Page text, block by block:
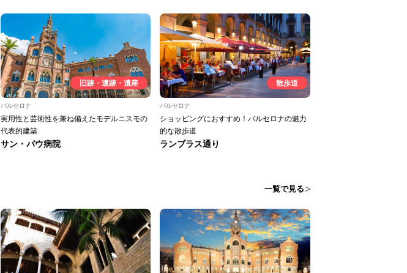
旧跡・遺跡・遺産
バルセロナ
実用性と芸術性を兼ね備えたモデルニスモの
代表的建築
サン・パウ病院
散歩道
バルセロナ
ショッピングにおすすめ！バルセロナの魅力
的な散歩道
ランブラス通り
一覧で見る